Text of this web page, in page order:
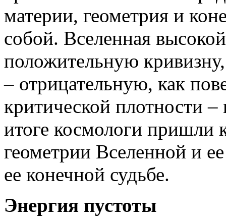
материи, геометрия и
собой. Вселенная
положительную
– отрицательную, как
критической плотности
итоге космологи пришли
геометрии Вселенной и
ее конечной судьбе.
Энергия пустоты